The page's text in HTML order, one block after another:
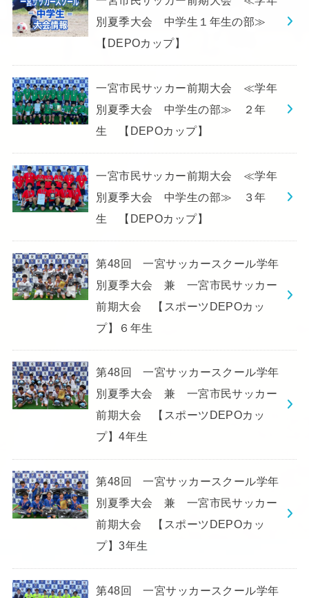
別夏季大会 中学生１年生の部≫
【DEPOカップ】
一宮市民サッカー前期大会 ≪学年
別夏季大会 中学生の部≫ ２年
生 【DEPOカップ】
一宮市民サッカー前期大会 ≪学年
別夏季大会 中学生の部≫ ３年
生 【DEPOカップ】
第48回 一宮サッカースクール学年
別夏季大会 兼 一宮市民サッカー
前期大会 【スポーツDEPOカッ
プ】６年生
第48回 一宮サッカースクール学年
別夏季大会 兼 一宮市民サッカー
前期大会 【スポーツDEPOカッ
プ】4年生
第48回 一宮サッカースクール学年
別夏季大会 兼 一宮市民サッカー
前期大会 【スポーツDEPOカッ
プ】3年生
第48回 一宮サッカースクール学年